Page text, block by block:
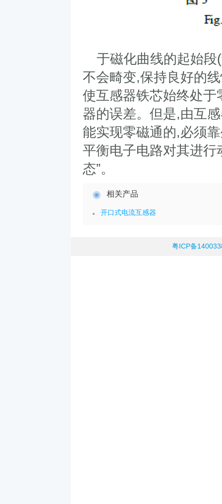
于磁化曲线的起始段(
不会畸变,保持良好的
使互感器铁芯始终处于
器的误差。但是,由互
能实现零磁通的,必须
平衡电子电路对其进行
态”。
相关产品
开口式电流互感器
粤ICP备